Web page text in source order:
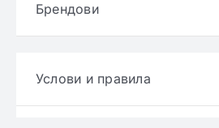
Брендови
Услови и правила